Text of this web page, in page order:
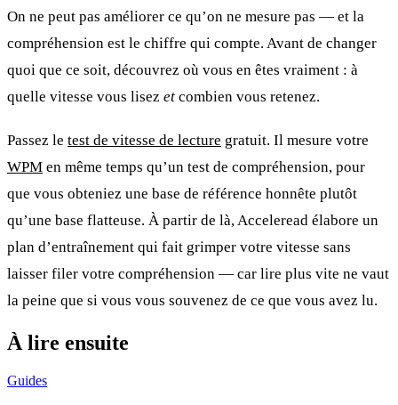
On ne peut pas améliorer ce qu’on ne mesure pas — et la
compréhension est le chiffre qui compte. Avant de changer
quoi que ce soit, découvrez où vous en êtes vraiment : à
quelle vitesse vous lisez et combien vous retenez.
Passez le test de vitesse de lecture gratuit. Il mesure votre
WPM en même temps qu’un test de compréhension, pour
que vous obteniez une base de référence honnête plutôt
qu’une base flatteuse. À partir de là, Acceleread élabore un
plan d’entraînement qui fait grimper votre vitesse sans
laisser filer votre compréhension — car lire plus vite ne vaut
la peine que si vous vous souvenez de ce que vous avez lu.
À lire ensuite
Guides